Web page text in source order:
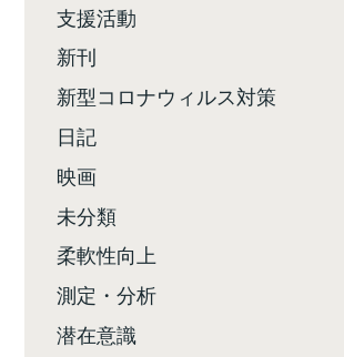
支援活動
新刊
新型コロナウィルス対策
日記
映画
未分類
柔軟性向上
測定・分析
潜在意識